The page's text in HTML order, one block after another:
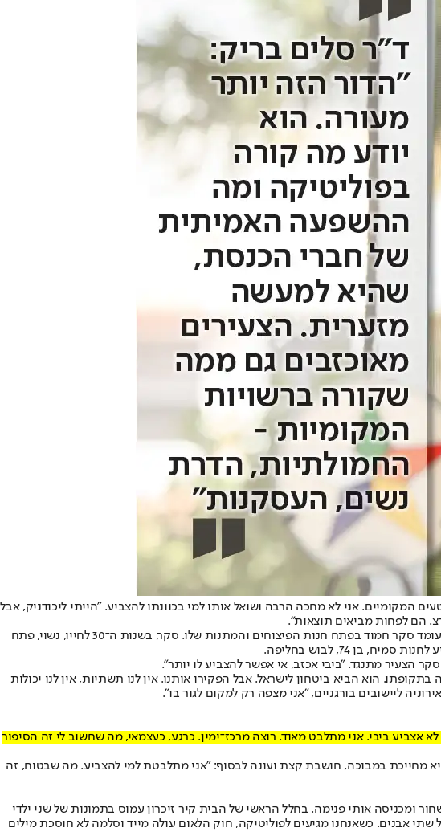
המקומיים. אני לא מחכה הרבה ושואל אותו למי בכוונתו להצביע. "הייתי ליכודניק, אבל
הם לפחות מביאים תוצאות".
קשה לחשוב על מעבר חד כזה במפה הפוליטית, אבל הוא לא יהיה האחרון בביקור הזה - אם כי לא תמיד באותו הכיוון. בקצה הרחוב עומד סקר חמוד בפתח חנות הפיצוחים והמתנות שלו. סקר, בשנות ה־30 לחייו, נשוי, פתח
74, לבוש בחליפה.
הצעיר מתנגד. "ביבי אכזב, אי אפשר להצביע לו יותר".
הוא הביא ביטחון לישראל. אבל הפקירו אותנו. אין לנו תשתיות, אין לנו יכולות
ליישובים בורגניים, "אני מצפה רק למקום לגור בו".
אצביע ביבי. אני מתלבט מאוד. רוצה מרכז־ימין. כרגע, כעצמאי, מה שחשוב לי זה הסיפור
מחייכת במבוכה, חושבת קצת ועונה לבסוף: "אני מתלבטת למי להצביע. מה שבטוח, זה
ומכניסה אותי פנימה. בחלל הראשי של הבית קיר זיכרון עמוס בתמונות של שני ילדי
אבנים. כשאנחנו מגיעים לפוליטיקה, חוק הלאום עולה מייד וסלמה לא חוסכת מילים